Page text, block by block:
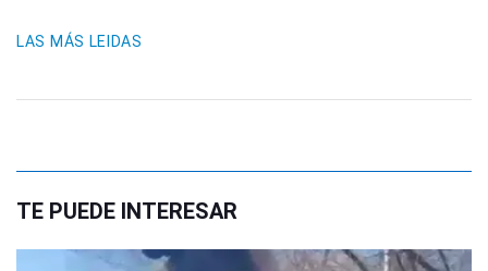
LAS MÁS LEIDAS
TE PUEDE INTERESAR